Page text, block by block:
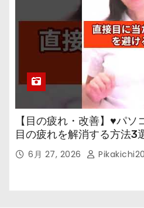
【目の疲れ・改善】♥パ
目の疲れを解消する方法3
市の女性・美容鍼灸・整体
6月 27, 2026